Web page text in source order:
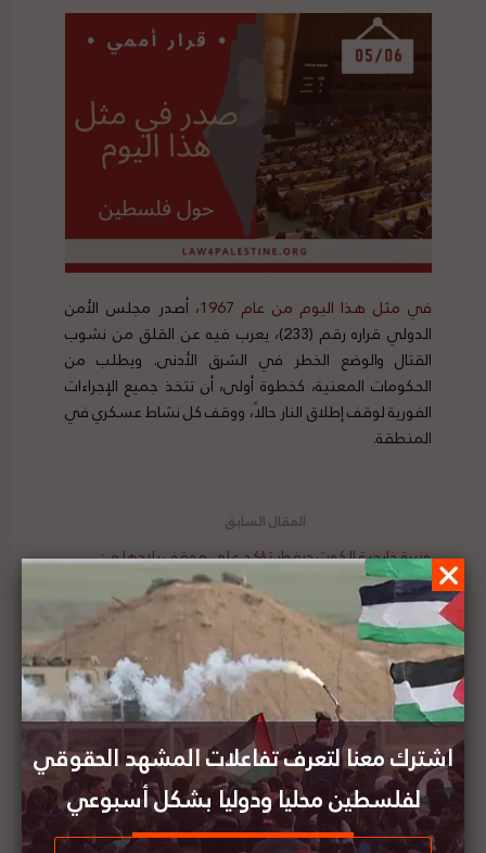
في مثل هذا اليوم من عام 1967،
أصدر مجلس الأمن
الدولي قراره رقم (233)، يعرب فيه عن القلق من نشوب
القتال والوضع الخطر في الشرق الأدنى. ويطلب من
الحكومات المعنية، كخطوة أولى، أن تتخذ جميع الإجراءات
الفورية لوقف إطلاق النار حالاً، ووقف كل نشاط عسكري في
المنطقة.
وزيرة خارجية الكوت ديفوار تؤكد على موقف بلادها من
القضية الفلسطينية ودعمها لحل الدولتين
إسرائيل تخطر بهدم 6 محلات جنوب جنين
اشترك معنا لتعرف تفاعلات المشهد الحقوقي
لفلسطين محليا ودوليا بشكل أسبوعي